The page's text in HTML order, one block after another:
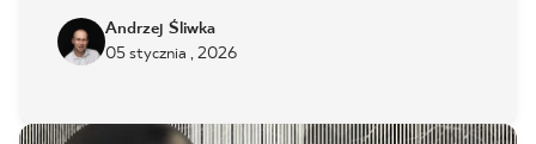
koi zmysły, porządkuje myśli i daje poczucie spokoju
już od pierwszego kroku.
Andrzej Śliwka
05 stycznia , 2026